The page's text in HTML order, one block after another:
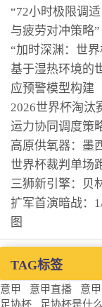
“72小时极限调
与疲劳对冲策略”
“加时深渊：世
基于湿热环境的
应预警模型构建
2026世界杯淘汰
运力协同调度策
高原供氧器：墨
世界杯裁判单场
三狮新引擎：贝
扩军首演暗战：
图
TAG标签
意甲 意甲直播 意
足协杯
足协杯是什么